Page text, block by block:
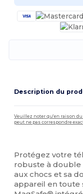
Description du
Veuillez noter qu'en raison du
peut ne pas correspondre
Protégez votre
robuste à double
aux chocs et sa
appareil en toute